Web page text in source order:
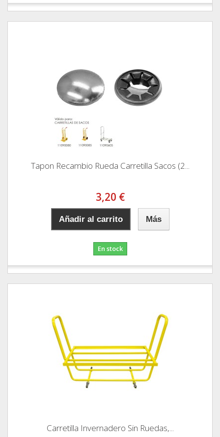
Tapon Recambio Rueda Carretilla Sacos (2...
3,20 €
Añadir al carrito Más
En stock
Carretilla Invernadero Sin Ruedas,...